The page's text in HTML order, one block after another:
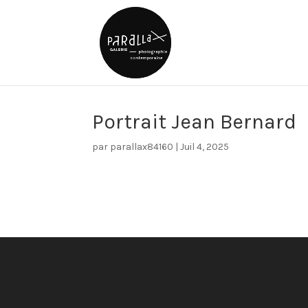
Portrait Jean Bernard
par parallax84160 |Juil 4, 2025